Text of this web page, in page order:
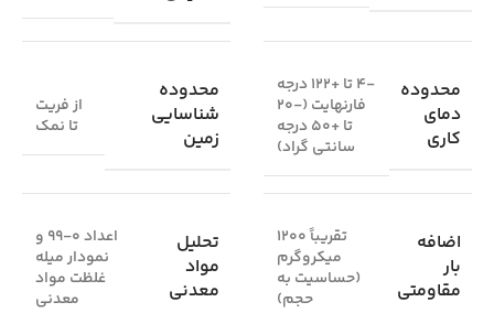
محدوده
دمای
کاری
-4 تا +122 درجه
فارنهایت (-20
تا +50 درجه
سانتی گراد)
محدوده
شناسایی
زمین
از فریت
تا نمک
اضافه
بار
مقاومتی
تقریباً 1200
میکروگرم
(حساسیت به
حجم)
تحلیل
مواد
معدنی
اعداد 0-99 و
نمودار میله
غلظت مواد
معدنی